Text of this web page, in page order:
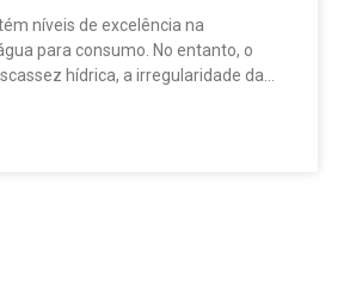
níveis de excelência na
para consumo. No entanto, o
hídrica, a irregularidade da
a preparar-se para um futuro mais